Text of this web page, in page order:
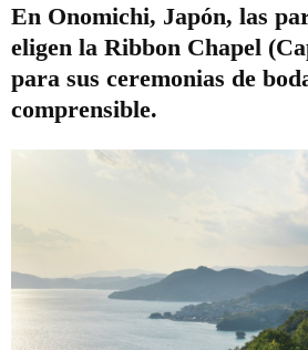
En Onomichi, Japón, las
eligen la Ribbon Chapel
para sus ceremonias de
comprensible.